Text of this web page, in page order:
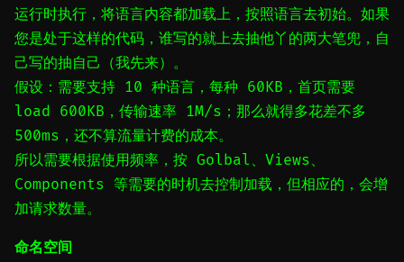
运行时执行，将语言内容都加载上，按照语言去初始。如果
您是处于这样的代码，谁写的就上去抽他丫的两大笔兜，自
己写的抽自己（我先来）。
假设：需要支持 10 种语言，每种 60KB，首页需要
load 600KB，传输速率 1M/s；那么就得多花差不多
500ms，还不算流量计费的成本。
所以需要根据使用频率，按 Golbal、Views、
Components 等需要的时机去控制加载，但相应的，会增
加请求数量。
命名空间